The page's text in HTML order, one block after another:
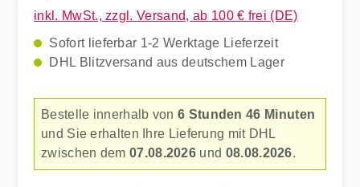
inkl. MwSt., zzgl. Versand, ab 100 € frei (DE)
Sofort lieferbar 1-2 Werktage Lieferzeit
DHL Blitzversand aus deutschem Lager
Bestelle innerhalb von 6 Stunden 46 Minuten
und Sie erhalten Ihre Lieferung mit DHL
zwischen dem 07.08.2026 und 08.08.2026.